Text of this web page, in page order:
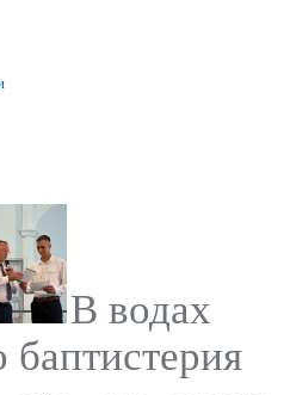
В водах
баптистерия